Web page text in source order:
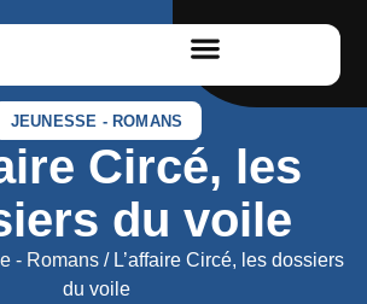
JEUNESSE - ROMANS
Circé, les
du voile
- Romans / L’affaire Circé, les dossiers
du voile